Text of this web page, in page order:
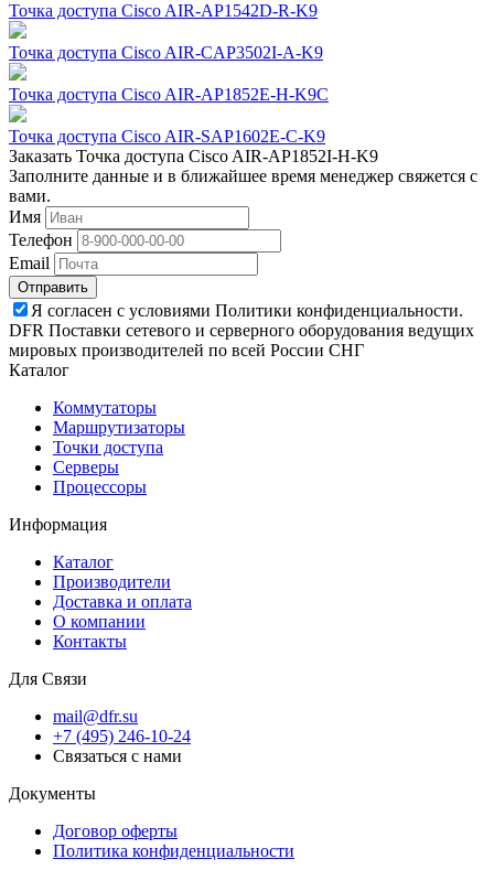
Точка доступа Cisco AIR-AP1542D-R-K9
Точка доступа Cisco AIR-CAP3502I-A-K9
Точка доступа Cisco AIR-AP1852E-H-K9C
Точка доступа Cisco AIR-SAP1602E-С-K9
Заказать Точка доступа Cisco AIR-AP1852I-H-K9
Заполните данные и в ближайшее время менеджер свяжется с
вами.
Имя
Телефон
Email
Отправить
Я согласен с условиями Политики конфиденциальности.
DFR Поставки сетевого и серверного оборудования ведущих
мировых производителей по всей России СНГ
Каталог
Коммутаторы
Маршрутизаторы
Точки доступа
Серверы
Процессоры
Информация
Каталог
Производители
Доставка и оплата
О компании
Контакты
Для Связи
mail@dfr.su
+7 (495) 246-10-24
Связаться с нами
Документы
Договор оферты
Политика конфиденциальности